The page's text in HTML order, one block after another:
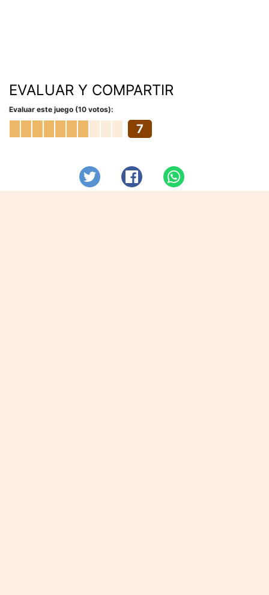
EVALUAR Y COMPARTIR
Evaluar este juego (10 votos):
7